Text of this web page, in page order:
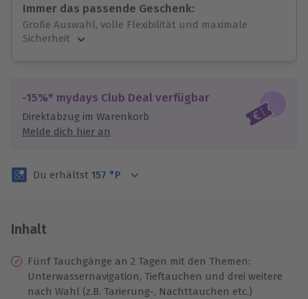
Immer das passende Geschenk:
Große Auswahl, volle Flexibilität und maximale
Sicherheit
Jeder Gutschein für alle Erlebnisse einlösbar.
Maximale Sicherheit
3 Jahre gültig & verlängerbar.
-15%* mydays Club Deal verfügbar
Direktabzug im Warenkorb
Melde dich hier an
Du erhältst 157 °P
Inhalt
Fünf Tauchgänge an 2 Tagen mit den Themen:
Unterwassernavigation, Tieftauchen und drei weitere
nach Wahl (z.B. Tarierung-, Nachttauchen etc.)